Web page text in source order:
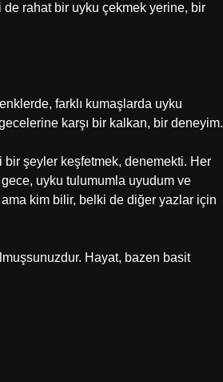
de rahat bir uyku çekmek yerine, bir
farklı kumaşlarda uyku
karşı bir kalkan, bir deneyim.
şeyler keşfetmek, denemekti. Her
uyku tulumumla uyudum ve
kim bilir, belki de diğer yazlar için
Hayat, bazen basit